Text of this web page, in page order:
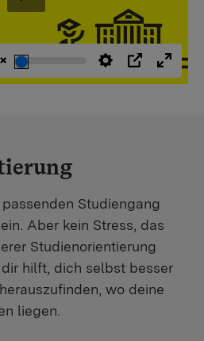
Einstellungen
PIP
Abspielen
Studiengang
Aber kein Stress, das
Studienorientierung
hilft, dich selbst besser
wo deine
liegen.